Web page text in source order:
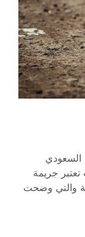
السعودي
جريمة
والتي وضحت